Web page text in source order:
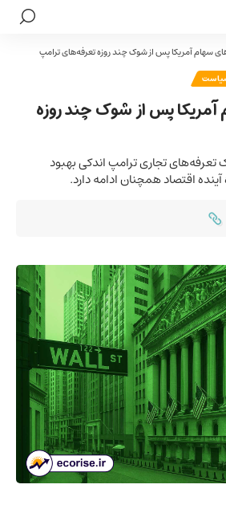
سهام آمریکا پس از شوک چند روزه تعرفه‌های ترامپ
آمریکا پس از شوک چند روزه
تعرفه‌های تجاری ترامپ اندکی بهبود
آینده اقتصاد همچنان ادامه دارد.